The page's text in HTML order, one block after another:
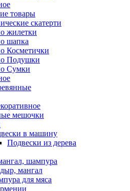
товары
скатерти
жилетки
шапка
Косметички
Подушки
Сумки
мешочки
в машину
Подвески из дерева
шампура
мангал
для мяса